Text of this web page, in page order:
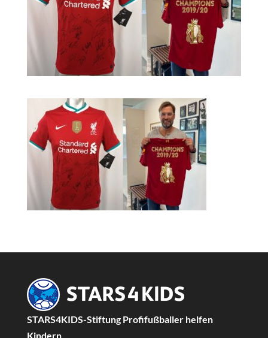
STARS4KIDS-Stiftung Profifußballer helfen
Kindern